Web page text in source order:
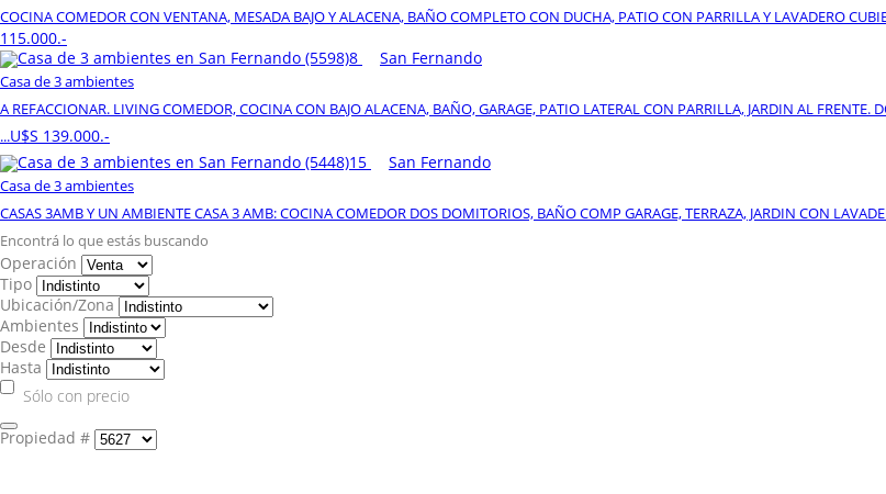
COCINA COMEDOR CON VENTANA, MESADA BAJO Y ALACENA, BAÑO COMPLETO CON DUCHA, PATIO CON PARRILLA Y LAVADERO
115.000.-
8
San Fernando
Casa de 3 ambientes
A REFACCIONAR. LIVING COMEDOR, COCINA CON BAJO ALACENA, BAÑO, GARAGE, PATIO LATERAL CON PARRILLA, JARDIN AL
...U$S 139.000.-
15
San Fernando
Casa de 3 ambientes
CASAS 3AMB Y UN AMBIENTE CASA 3 AMB: COCINA COMEDOR DOS DOMITORIOS, BAÑO COMP GARAGE, TERRAZA, JARDIN CON
Encontrá lo que estás buscando
Operación
Tipo
Ubicación/Zona
Ambientes
Desde
Hasta
Sólo con precio
Propiedad #